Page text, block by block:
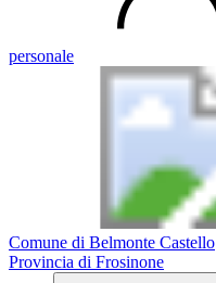
personale
Comune di Belmonte Castello
Provincia di Frosinone